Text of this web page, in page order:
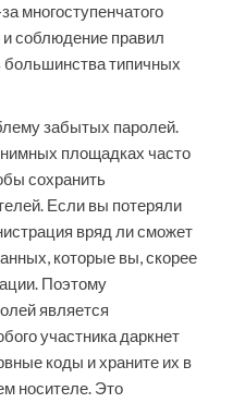
многоступенчатого
соблюдение правил
большинства типичных
забытых паролей.
площадках часто
сохранить
Если вы потеряли
вряд ли сможет
которые вы, скорее
Поэтому
является
участника даркнет
коды и храните их в
носителе. Это